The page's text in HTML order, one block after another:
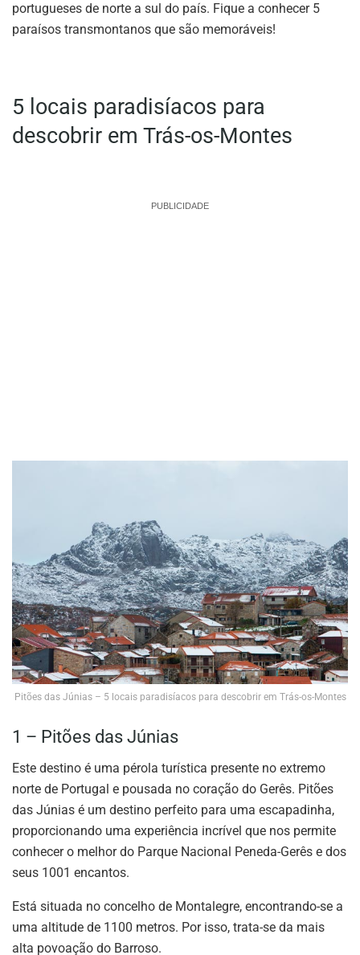
portugueses de norte a sul do país. Fique a conhecer 5
paraísos transmontanos que são memoráveis!
5 locais paradisíacos para
descobrir em Trás-os-Montes
PUBLICIDADE
Pitões das Júnias – 5 locais paradisíacos para descobrir em Trás-os-Montes
1 – Pitões das Júnias
Este destino é uma pérola turística presente no extremo
norte de Portugal e pousada no coração do Gerês. Pitões
das Júnias é um destino perfeito para uma escapadinha,
proporcionando uma experiência incrível que nos permite
conhecer o melhor do Parque Nacional Peneda-Gerês e dos
seus 1001 encantos.
Está situada no concelho de Montalegre, encontrando-se a
uma altitude de 1100 metros. Por isso, trata-se da mais
alta povoação do Barroso.